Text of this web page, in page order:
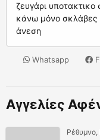
ζευγάρι
κάνω μόνο σκλάβες
άνεση
Whatsapp
Αγγελίες
Ρέθυμνο,